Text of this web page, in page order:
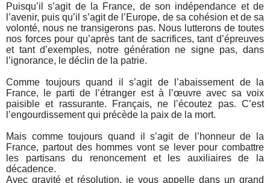
Puisqu’il s’agit de la France, de son indépendance et de
l’avenir, puis qu’il s’agit de l’Europe, de sa cohésion et de sa
volonté, nous ne transigerons pas. Nous lutterons de toutes
nos forces pour qu’après tant de sacrifices, tant d’épreuves
et tant d’exemples, notre génération ne signe pas, dans
l’ignorance, le déclin de la patrie.
Comme toujours quand il s’agit de l’abaissement de la
France, le parti de l’étranger est à l’œuvre avec sa voix
paisible et rassurante. Français, ne l’écoutez pas. C’est
l’engourdissement qui précède la paix de la mort.
Mais comme toujours quand il s’agit de l’honneur de la
France, partout des hommes vont se lever pour combattre
les partisans du renoncement et les auxiliaires de la
décadence.
Avec gravité et résolution, je vous appelle dans un grand